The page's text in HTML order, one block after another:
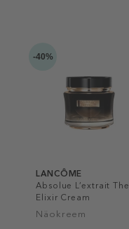
-40%
LANCÔME
Absolue L’extrait The
Elixir Cream
Näokreem